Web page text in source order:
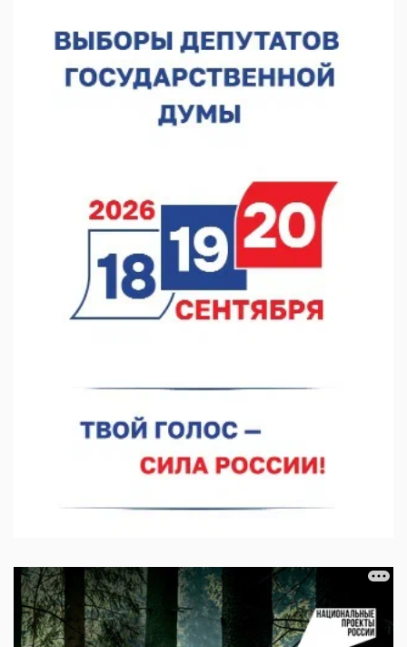
пожарного
07.08.2026 12:15
В Нижнем Новгороде прошло совещание Росгвардии
07.08.2026 12:04